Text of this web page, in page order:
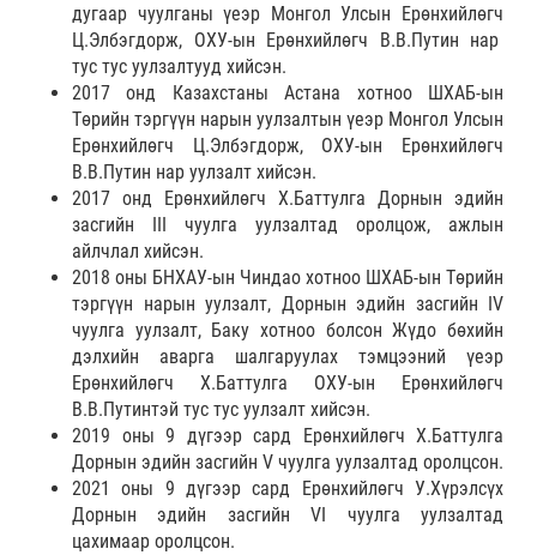
дугаар чуулганы үеэр Монгол Улсын Ерөнхийлөгч
Ц.Элбэгдорж, ОХУ-ын Ерөнхийлөгч В.В.Путин нар
тус тус уулзалтууд хийсэн.
2017 онд Казахстаны Астана хотноо ШХАБ-ын
Төрийн тэргүүн нарын уулзалтын үеэр Монгол Улсын
Ерөнхийлөгч Ц.Элбэгдорж, ОХУ-ын Ерөнхийлөгч
В.В.Путин нар уулзалт хийсэн.
2017 онд Ерөнхийлөгч Х.Баттулга Дорнын эдийн
засгийн III чуулга уулзалтад оролцож, ажлын
айлчлал хийсэн.
2018 оны БНХАУ-ын Чиндао хотноо ШХАБ-ын Төрийн
тэргүүн нарын уулзалт, Дорнын эдийн засгийн IV
чуулга уулзалт, Баку хотноо болсон Жүдо бөхийн
дэлхийн аварга шалгаруулах тэмцээний үеэр
Ерөнхийлөгч Х.Баттулга ОХУ-ын Ерөнхийлөгч
В.В.Путинтэй тус тус уулзалт хийсэн.
2019 оны 9 дүгээр сард Ерөнхийлөгч Х.Баттулга
Дорнын эдийн засгийн V чуулга уулзалтад оролцсон.
2021 оны 9 дүгээр сард Ерөнхийлөгч У.Хүрэлсүх
Дорнын эдийн засгийн VI чуулга уулзалтад
цахимаар оролцсон.